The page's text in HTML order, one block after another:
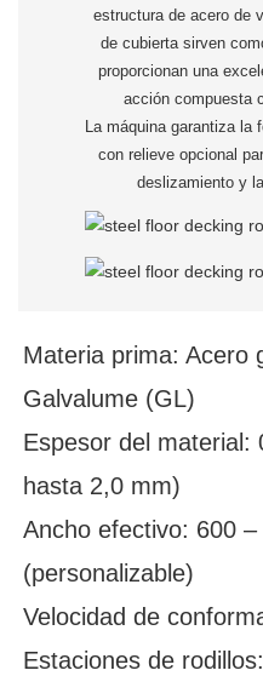
estructura de acero de
de cubierta sirven
proporcionan una
acción compuesta
La máquina garantiza la
con relieve opcional
deslizamiento y
Materia prima: Acero
Galvalume (GL)
Espesor del material:
hasta 2,0 mm)
Ancho efectivo: 600
(personalizable)
Velocidad de
Estaciones de